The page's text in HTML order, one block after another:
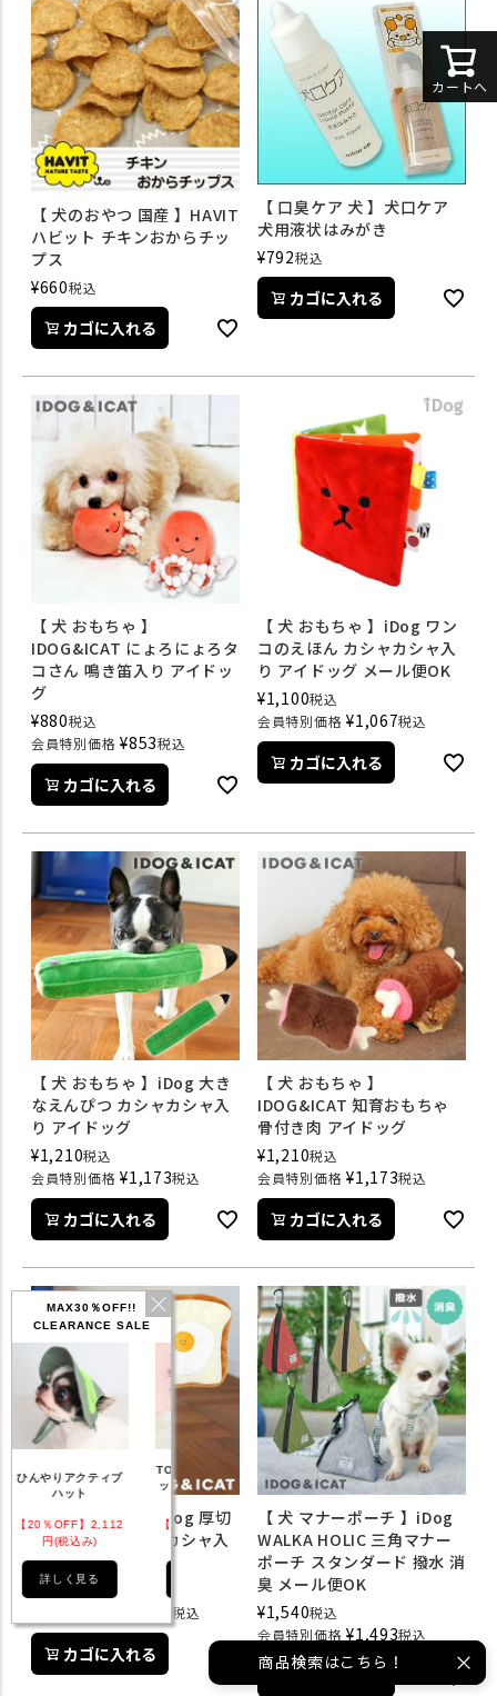
MAX30％OFF!!
CLEARANCE SALE
TOM and JERRY ポ
ップアートタンク 接
触冷感 防蚊
【10％OFF】2,970
円(税込み)
詳しく見る
もっと見る
【 犬のおやつ 国産 】HAVIT
ハビット チキンおからチッ
プス
¥660税込
カゴに入れる
【 口臭ケア 犬 】犬口ケア
犬用液状はみがき
¥792税込
カゴに入れる
【 犬 おもちゃ 】
IDOG&ICAT にょろにょろタ
コさん 鳴き笛入り アイドッ
グ
¥880税込
会員特別価格 ¥853税込
カゴに入れる
【 犬 おもちゃ 】iDog ワン
コのえほん カシャカシャ入
り アイドッグ メール便OK
¥1,100税込
会員特別価格 ¥1,067税込
カゴに入れる
【 犬 おもちゃ 】iDog 大き
なえんぴつ カシャカシャ入
り アイドッグ
¥1,210税込
会員特別価格 ¥1,173税込
カゴに入れる
【 犬 おもちゃ 】
IDOG&ICAT 知育おもちゃ
骨付き肉 アイドッグ
¥1,210税込
会員特別価格 ¥1,173税込
カゴに入れる
【 犬 おもちゃ 】iDog 厚切
りトースト カシャカシャ入
り アイドッグ
¥1,210 税込
税込
カゴに入れる
【 犬 マナーポーチ 】iDog
WALKA HOLIC 三角マナー
ポーチ スタンダード 撥水 消
臭 メール便OK
¥1,540税込
会員特別価格 ¥1,493税込
カゴに入れる
カートへ
商品検索はこちら！